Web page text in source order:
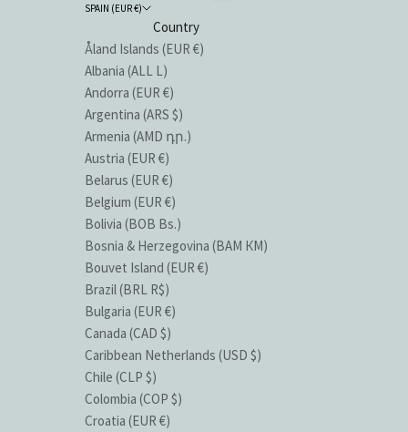
SPAIN (EUR €)
Country
Åland Islands (EUR €)
Albania (ALL L)
Andorra (EUR €)
Argentina (ARS $)
Armenia (AMD դր.)
Austria (EUR €)
Belarus (EUR €)
Belgium (EUR €)
Bolivia (BOB Bs.)
Bosnia & Herzegovina (BAM КМ)
Bouvet Island (EUR €)
Brazil (BRL R$)
Bulgaria (EUR €)
Canada (CAD $)
Caribbean Netherlands (USD $)
Chile (CLP $)
Colombia (COP $)
Croatia (EUR €)